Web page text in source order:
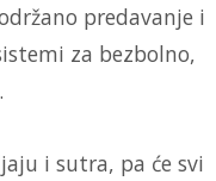
predavanje i
za bezbolno,
i sutra, pa će svi